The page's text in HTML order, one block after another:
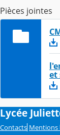
Pièces jointes
et
Lycée
Contacts Mentions